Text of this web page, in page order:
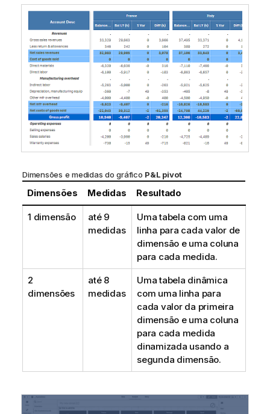
Dimensões e medidas do gráfico P&L pivot
Dimensões Medidas Resultado
1 dimensão
até 9
medidas
Uma tabela com uma
linha para cada valor de
dimensão e uma coluna
para cada medida.
2
dimensões
até 8
medidas
Uma tabela dinâmica
com uma linha para
cada valor da primeira
dimensão e uma coluna
para cada medida
dinamizada usando a
segunda dimensão.